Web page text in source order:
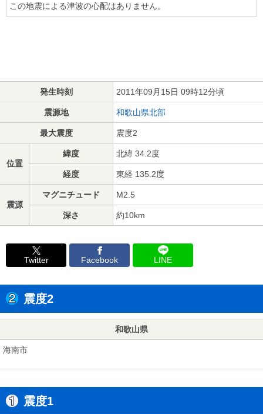
この地震による津波の心配はありません。
発生時刻 2011年09月15日 09時12分頃
震源地 和歌山県北部
最大震度 震度2
位置
緯度 北緯 34.2度
経度 東経 135.2度
震源
マグニチュード M2.5
深さ 約10km
Twitter Facebook LINE
震度2
和歌山県
海南市
震度1